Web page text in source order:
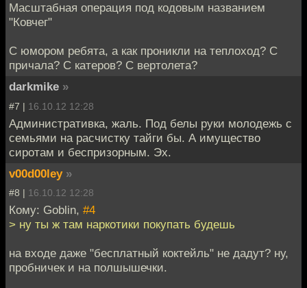
Масштабная операция под кодовым названием
"Ковчег"
С юмором ребята, а как проникли на теплоход? С
причала? С катеров? С вертолета?
darkmike »
#7 | 16.10.12 12:28
Административка, жаль. Под белы руки молодежь с
семьями на расчистку тайги бы. А имущество
сиротам и беспризорным. Эх.
v00d00ley »
#8 | 16.10.12 12:28
Кому: Goblin, #4
> ну ты ж там наркотики покупать будешь
на входе даже "бесплатный коктейль" не дадут? ну,
пробничек и на полшышечки.